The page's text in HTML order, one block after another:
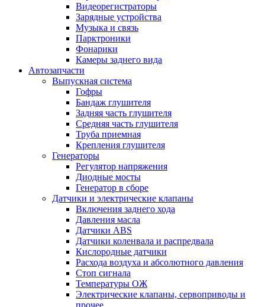
Видеорегистраторы
Зарядные устройства
Музыка и связь
Парктроники
Фонарики
Камеры заднего вида
Автозапчасти
Выпускная система
Гофры
Бандаж глушителя
Задняя часть глушителя
Средняя часть глушителя
Труба приемная
Крепления глушителя
Генераторы
Регулятор напряжения
Диодные мосты
Генератор в сборе
Датчики и электрические клапаны
Включения заднего хода
Давления масла
Датчики ABS
Датчики коленвала и распредвала
Кислородные датчики
Расхода воздуха и абсолютного давления
Стоп сигнала
Температуры ОЖ
Электрические клапаны, сервоприводы и
прочее